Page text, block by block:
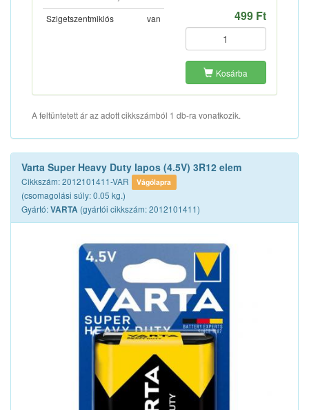
Szigetszentmiklós
van 499 Ft
Kosárba
A feltüntetett ár az adott cikkszámból 1 db-ra vonatkozik.
Varta Super Heavy Duty lapos (4.5V) 3R12 elem
Cikkszám: 2012101411-VAR Vágólapra
(csomagolási súly: 0.05 kg.)
Gyártó:VARTA (gyártói cikkszám: 2012101411)